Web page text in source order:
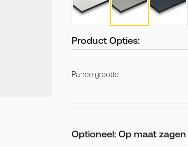
Product Opties:
Paneelgrootte
Optioneel: Op maat